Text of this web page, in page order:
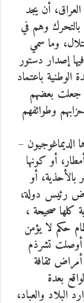
أن يجد
يبدأ الناس بالتحرك وهم في
، وما سمي
إصدار دستور
باعتماد
جعلت بعضهم
وطوائفهم
الديماغوجيون –
أو كونها
أو
رئيس دولة،
كلها صحيحة ،
حكم لا يؤمن
أوصلت تشرذم
ثقافة
بعدة
والعباد،